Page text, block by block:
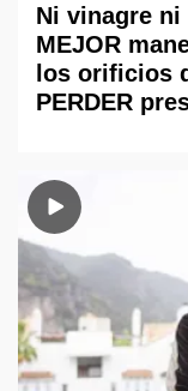
Ni vinagre
MEJOR
los orificios
PERDER